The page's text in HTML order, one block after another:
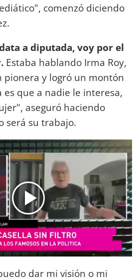
comenzó diciendo
a diputada, voy por el
Estaba hablando Irma Roy,
pionera y logró un montón
es que a nadie le interesa,
aseguró haciendo
será su trabajo.
dar mi visión o mi